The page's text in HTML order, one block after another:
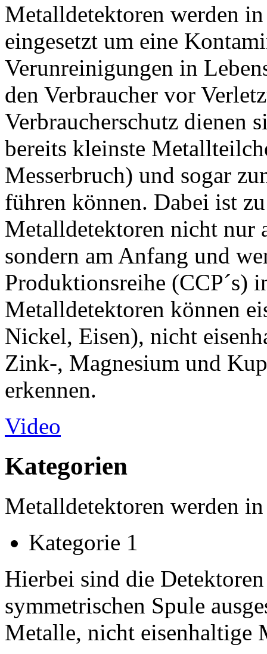
Metalldetektoren werden
eingesetzt um eine
Verunreinigungen in
den Verbraucher vor
Verbraucherschutz dienen
bereits kleinste
Messerbruch) und sogar
führen können. Dabei ist
Metalldetektoren nicht nur
sondern am Anfang und
Produktionsreihe (CCP´s)
Metalldetektoren können
Nickel, Eisen), nicht
Zink-, Magnesium und
erkennen.
Video
Kategorien
Metalldetektoren werden
Kategorie 1
Hierbei sind die
symmetrischen Spule
Metalle, nicht eisenhaltige